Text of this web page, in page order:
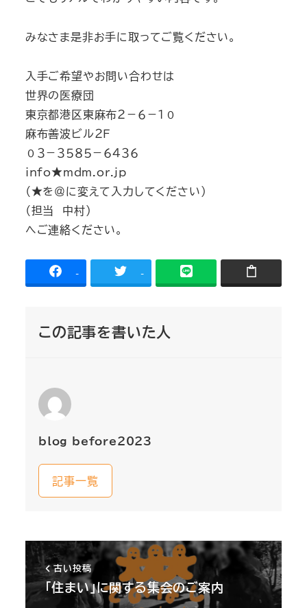
みなさま是非お手に取ってご覧ください。
入手ご希望やお問い合わせは
世界の医療団
東京都港区東麻布２－６－１０
麻布善波ビル２Ｆ
０３－３５８５－６４３６
info★mdm.or.jp
（★を＠に変えて入力してください）
（担当 中村）
へご連絡ください。
- -
この記事を書いた人
blog_before2023
記事一覧
古い投稿
「住まい」に関する集会のご案内